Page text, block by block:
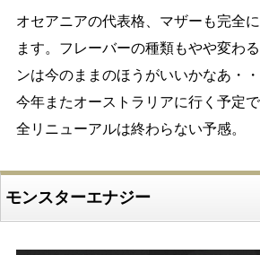
オセアニアの代表格、マザーも完全
ます。フレーバーの種類もやや変わ
ンは今のままのほうがいいかなあ・・
今年またオーストラリアに行く予定
全リニューアルは終わらない予感。
モンスターエナジー